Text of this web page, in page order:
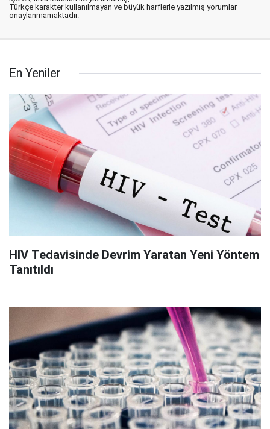
Türkçe karakter kullanılmayan ve büyük harflerle yazılmış yorumlar
onaylanmamaktadır.
En Yeniler
HIV Tedavisinde Devrim Yaratan Yeni Yöntem
Tanıtıldı